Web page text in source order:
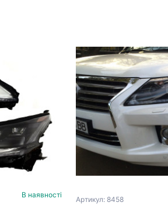
В наявності
Артикул: 8458